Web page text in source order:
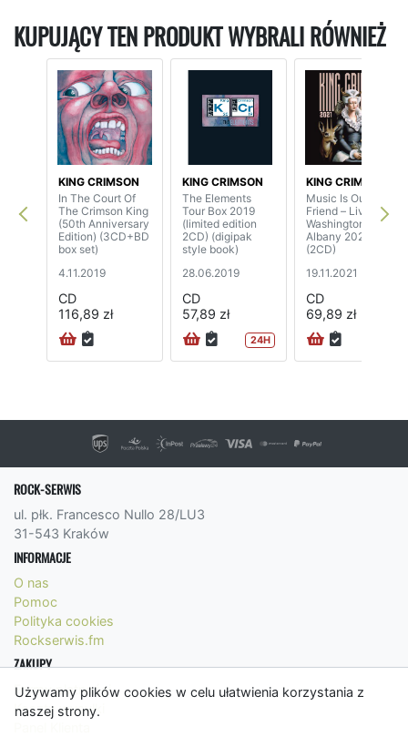
Używamy plików cookies w celu ułatwienia korzystania z
naszej strony.
KUPUJĄCY TEN PRODUKT WYBRALI RÓWNIEŻ
KING CRIMSON
In The Court Of
The Crimson King
(50th Anniversary
Edition) (3CD+BD
box set)
4.11.2019
CD
116,89 zł
KING CRIMSON
The Elements
Tour Box 2019
(limited edition
2CD) (digipak
style book)
28.06.2019
CD
57,89 zł
24H
KING CRIMSON
Music Is Our
Friend – Live In
Washington And
Albany 2021
(2CD)
19.11.2021
CD
69,89 zł
ROCK-SERWIS
ul. płk. Francesco Nullo 28/LU3
31-543 Kraków
INFORMACJE
O nas
Pomoc
Polityka cookies
Rockserwis.fm
ZAKUPY
Formy płatności
Koszty wysyłki